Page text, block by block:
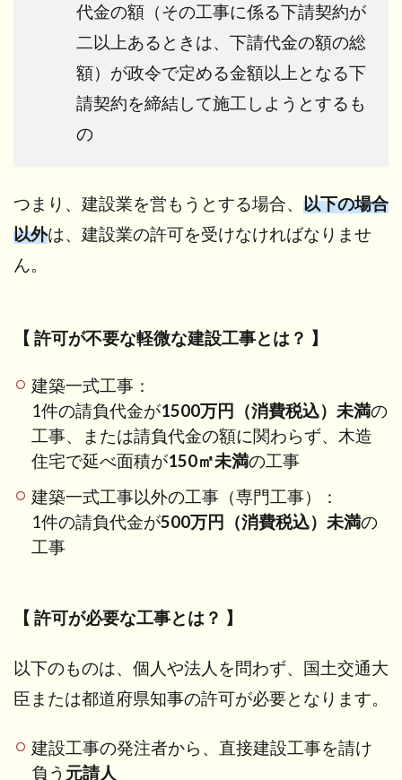
代金の額（その工事に係る下請契約が
二以上あるときは、下請代金の額の総
額）が政令で定める金額以上となる下
請契約を締結して施工しようとするも
の
つまり、建設業を営もうとする場合、 以下の場合
以外は、建設業の許可を受けなければなりませ
ん。
【 許可が不要な軽微な建設工事とは？ 】
建築一式工事：
1件の請負代金が1500万円（消費税込）未満の
工事、または請負代金の額に関わらず、木造
住宅で延べ面積が150㎡未満の工事
建築一式工事以外の工事（専門工事）：
1件の請負代金が500万円（消費税込）未満の
工事
【 許可が必要な工事とは？ 】
以下のものは、個人や法人を問わず、国土交通大
臣または都道府県知事の許可が必要となります。
建設工事の発注者から、直接建設工事を請け
負う 元請人